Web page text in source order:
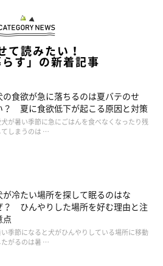
型犬は骨が急成長し、小
微増にとどまる
て読みたい！
らす」の新着記事
の食欲が急に落ちるのは夏バテのせ
？ 夏に食欲低下が起こる原因と対策
犬が暑い季節に急にごはんを食べなくなったり残
てしまうのは …
が冷たい場所を探して眠るのはな
？ ひんやりした場所を好む理由と注
点
い季節になると犬がひんやりしている場所に移動
たがるのは暑 …